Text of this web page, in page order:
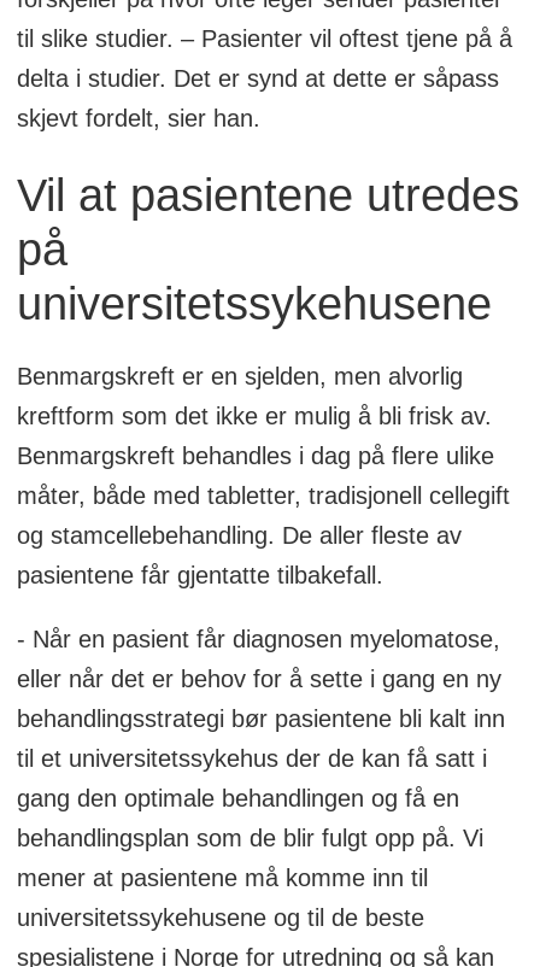
til slike studier. – Pasienter vil oftest tjene på å
delta i studier. Det er synd at dette er såpass
skjevt fordelt, sier han.
Vil at pasientene utredes
på
universitetssykehusene
Benmargskreft er en sjelden, men alvorlig
kreftform som det ikke er mulig å bli frisk av.
Benmargskreft behandles i dag på flere ulike
måter, både med tabletter, tradisjonell cellegift
og stamcellebehandling. De aller fleste av
pasientene får gjentatte tilbakefall.
- Når en pasient får diagnosen myelomatose,
eller når det er behov for å sette i gang en ny
behandlingsstrategi bør pasientene bli kalt inn
til et universitetssykehus der de kan få satt i
gang den optimale behandlingen og få en
behandlingsplan som de blir fulgt opp på. Vi
mener at pasientene må komme inn til
universitetssykehusene og til de beste
spesialistene i Norge for utredning og så kan